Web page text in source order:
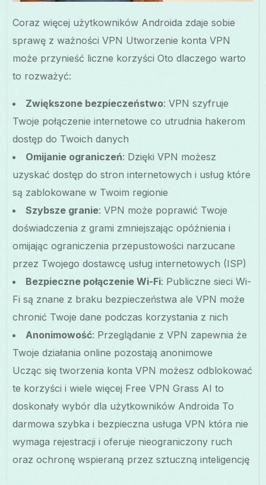
Coraz więcej użytkowników Androida zdaje sobie
sprawę z ważności VPN Utworzenie konta VPN
może przynieść liczne korzyści Oto dlaczego warto
to rozważyć:
Zwiększone bezpieczeństwo: VPN szyfruje
Twoje połączenie internetowe co utrudnia hakerom
dostęp do Twoich danych
Omijanie ograniczeń: Dzięki VPN możesz
uzyskać dostęp do stron internetowych i usług które
są zablokowane w Twoim regionie
Szybsze granie: VPN może poprawić Twoje
doświadczenia z grami zmniejszając opóźnienia i
omijając ograniczenia przepustowości narzucane
przez Twojego dostawcę usług internetowych (ISP)
Bezpieczne połączenie Wi-Fi: Publiczne sieci Wi-
Fi są znane z braku bezpieczeństwa ale VPN może
chronić Twoje dane podczas korzystania z nich
Anonimowość: Przeglądanie z VPN zapewnia że
Twoje działania online pozostają anonimowe
Ucząc się tworzenia konta VPN możesz odblokować
te korzyści i wiele więcej Free VPN Grass AI to
doskonały wybór dla użytkowników Androida To
darmowa szybka i bezpieczna usługa VPN która nie
wymaga rejestracji i oferuje nieograniczony ruch
oraz ochronę wspieraną przez sztuczną inteligencję